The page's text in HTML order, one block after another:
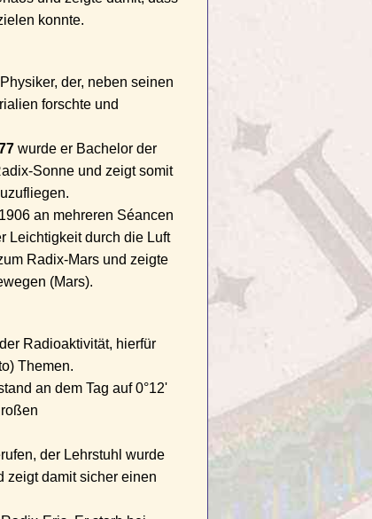
konnte.
der, neben seinen
forschte und
wurde er Bachelor der
Sonne und zeigt somit
an mehreren Séancen
Leichtigkeit durch die Luft
Radix-Mars und zeigte
(Mars).
Radioaktivität, hierfür
Themen.
an dem Tag auf 0°12'
der Lehrstuhl wurde
zeigt damit sicher einen